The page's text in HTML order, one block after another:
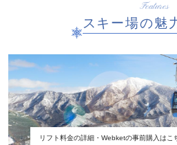
Features
スキー場の魅
リフト料金の詳細・Webketの事前購入はこ